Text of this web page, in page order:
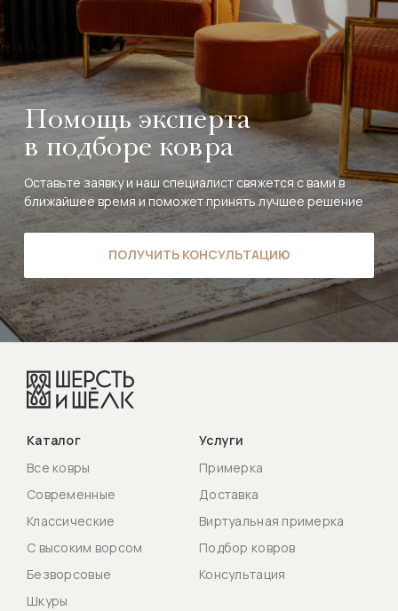
Помощь эксперта
в подборе ковра
Оставьте заявку и наш специалист свяжется с вами в
ближайшее время и поможет принять лучшее решение
ПОЛУЧИТЬ КОНСУЛЬТАЦИЮ
Каталог
Все ковры
Современные
Классические
С высоким ворсом
Безворсовые
Шкуры
Услуги
Примерка
Доставка
Виртуальная примерка
Подбор ковров
Консультация